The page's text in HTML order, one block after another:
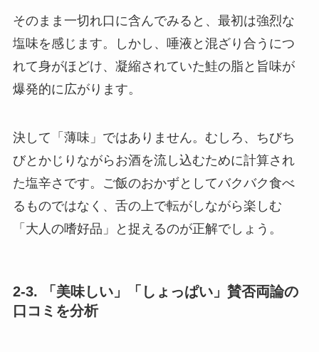
そのまま一切れ口に含んでみると、最初は強烈な
塩味を感じます。しかし、唾液と混ざり合うにつ
れて身がほどけ、凝縮されていた鮭の脂と旨味が
爆発的に広がります。
決して「薄味」ではありません。むしろ、ちびち
びとかじりながらお酒を流し込むために計算され
た塩辛さです。ご飯のおかずとしてバクバク食べ
るものではなく、舌の上で転がしながら楽しむ
「大人の嗜好品」と捉えるのが正解でしょう。
2-3. 「美味しい」「しょっぱい」賛否両論の
口コミを分析